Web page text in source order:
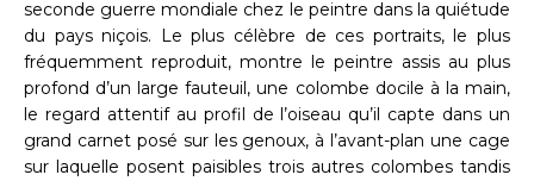
seconde guerre mondiale chez le peintre dans la quiétude
du pays niçois. Le plus célèbre de ces portraits, le plus
fréquemment reproduit, montre le peintre assis au plus
profond d’un large fauteuil, une colombe docile à la main,
le regard attentif au profil de l’oiseau qu’il capte dans un
grand carnet posé sur les genoux, à l’avant-plan une cage
sur laquelle posent paisibles trois autres colombes tandis